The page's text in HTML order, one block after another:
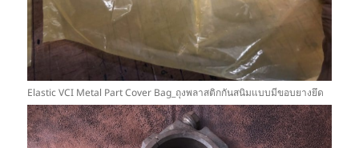
Elastic VCI Metal Part Cover Bag_ถุงพลาสติกกันสนิมแบบมีขอบยางยึด